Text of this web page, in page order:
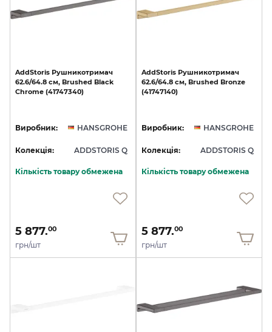
AddStoris Рушникотримач
62.6/64.8 см, Brushed Black
Chrome (41747340)
Виробник: HANSGROHE
Колекція: ADDSTORIS Q
Кількість товару обмежена
5 877.00
грн/шт
AddStoris Рушникотримач
62.6/64.8 см, Brushed Bronze
(41747140)
Виробник: HANSGROHE
Колекція: ADDSTORIS Q
Кількість товару обмежена
5 877.00
грн/шт